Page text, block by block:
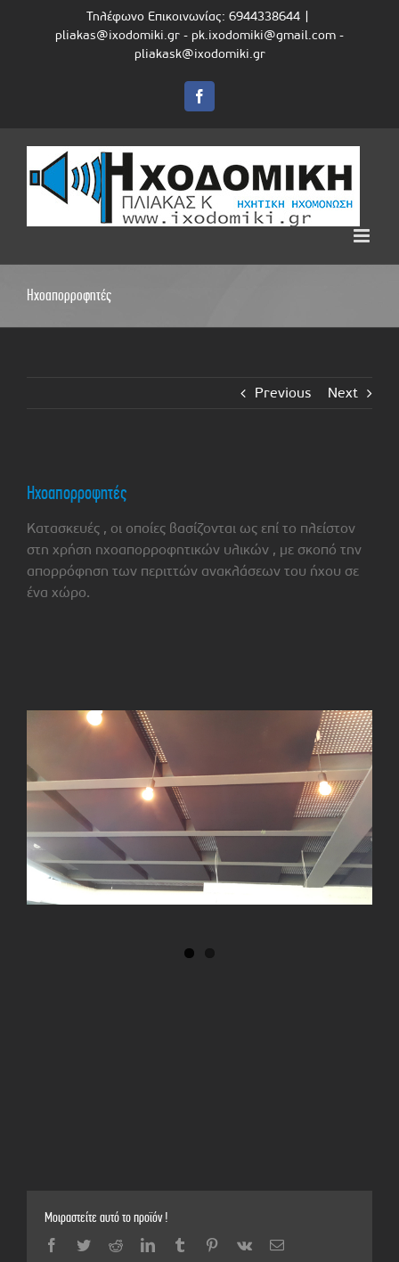
Τηλέφωνο Επικοινωνίας: 6944338644
pliakas@ixodomiki.gr - pk.ixodomiki@gmail.com -
pliakask@ixodomiki.gr
Ηχοαπορροφητές
Previous Next
Ηχοαπορροφητές
Κατασκευές , οι οποίες βασίζονται ως επί το πλείστον
στη χρήση ηχοαπορροφητικών υλικών , με σκοπό την
απορρόφηση των περιττών ανακλάσεων του ήχου σε
ένα χώρο.
Μοιραστείτε αυτό το προϊόν !
Facebook
TwitterRedditLinkedInTumblr Pinterest
Vk Email